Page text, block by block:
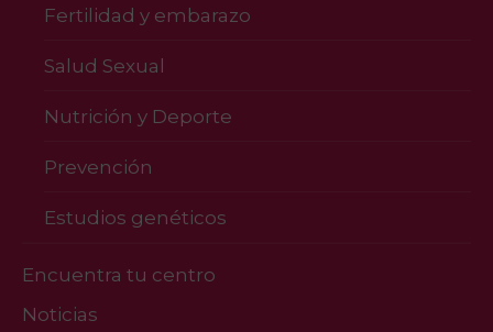
Fertilidad y embarazo
Salud Sexual
Nutrición y Deporte
Prevención
Estudios genéticos
Encuentra tu centro
Noticias